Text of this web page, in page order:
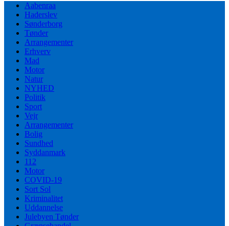
Aabenraa
Haderslev
Sønderborg
Tønder
Arrangementer
Erhverv
Mad
Motor
Natur
NYHED
Politik
Sport
Vejr
Arrangementer
Bolig
Sundhed
Syddanmark
112
Motor
COVID-19
Sort Sol
Kriminalitet
Uddannelse
Julebyen Tønder